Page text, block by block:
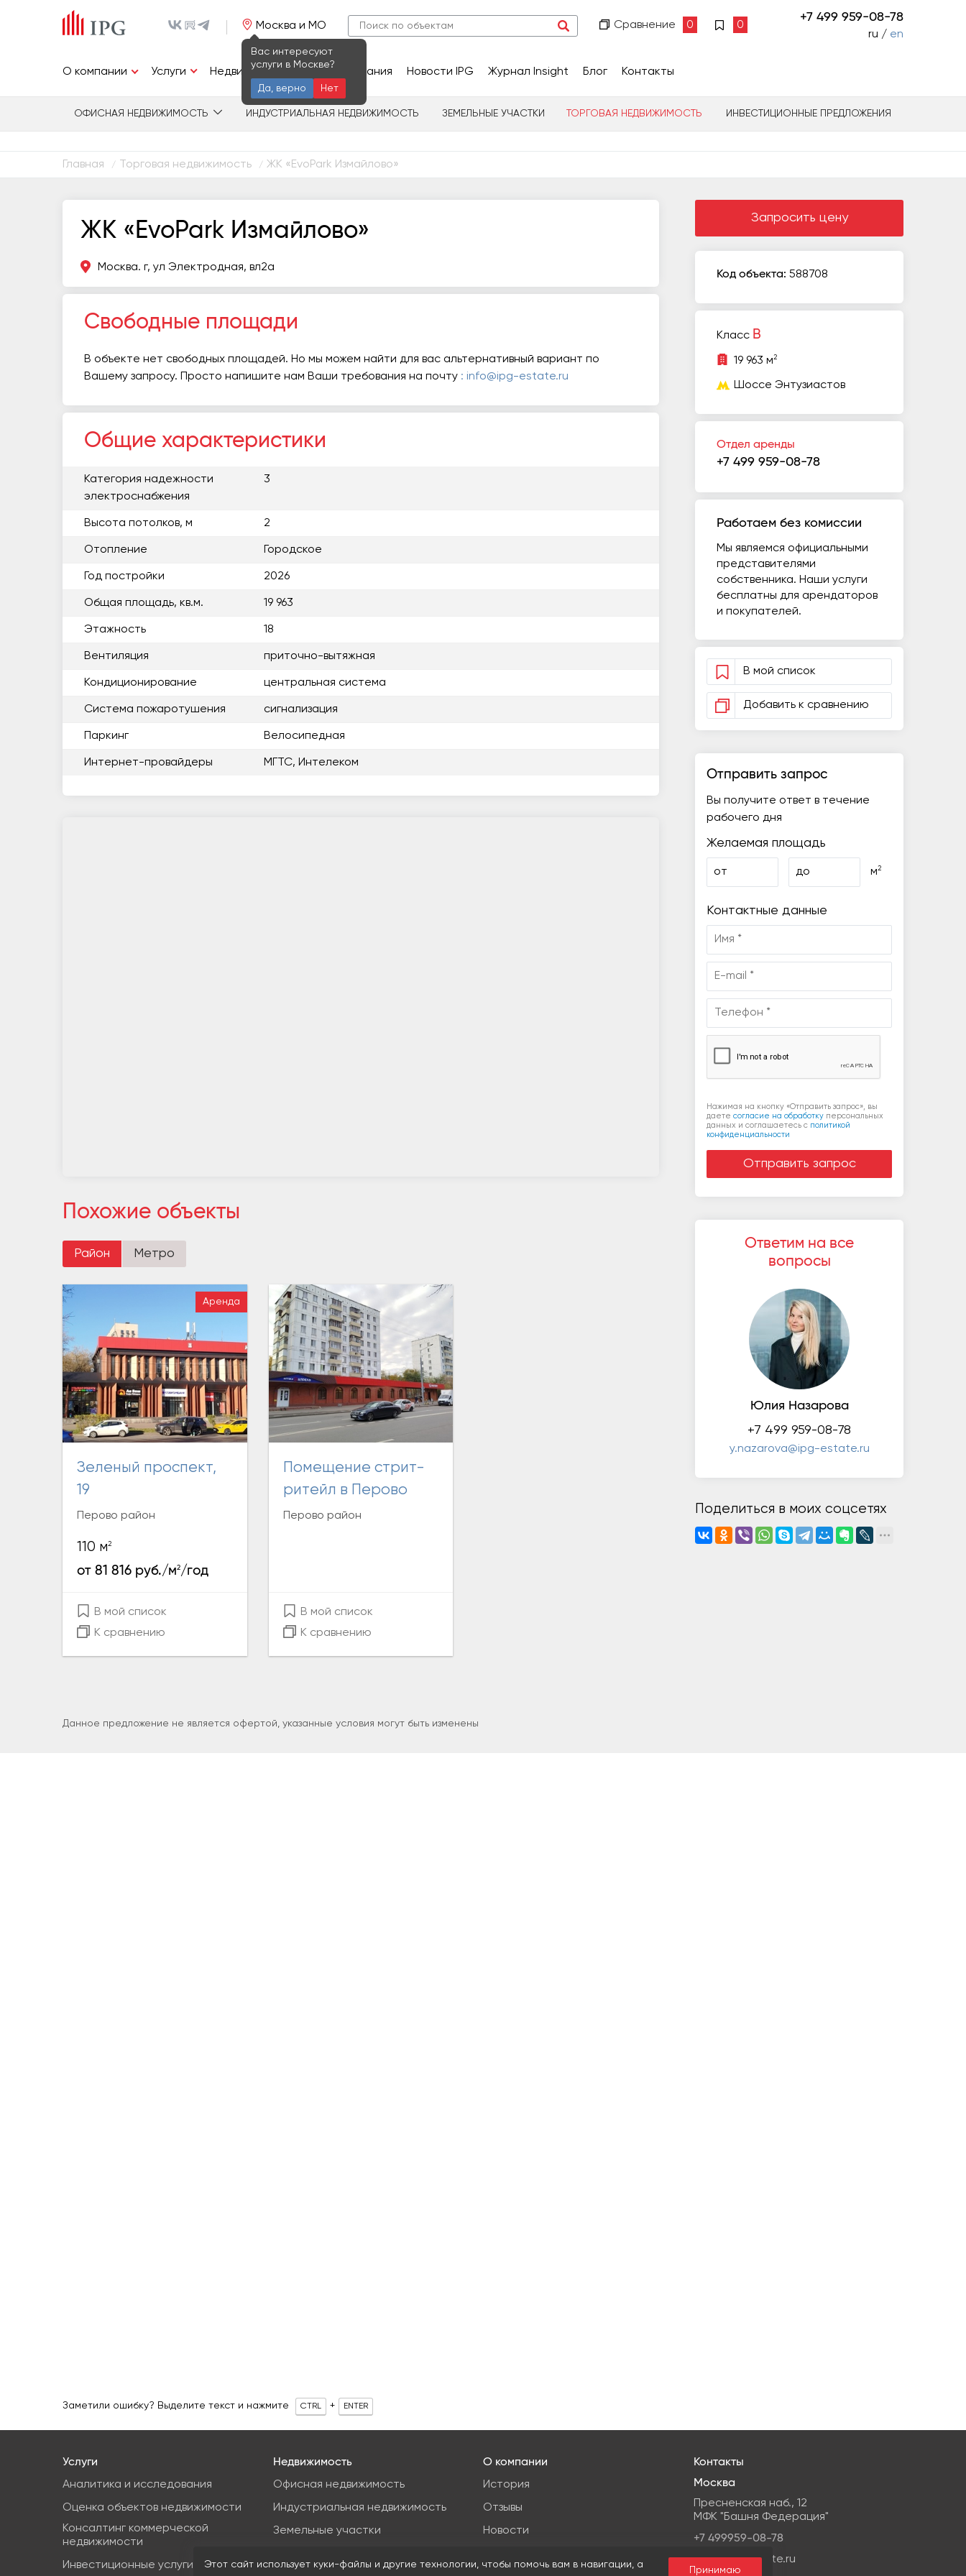
Москва и МО
Вас интересуют
услуги в Москве?
Да, верно Нет
Сравнение 0 0
+7 499 959-08-78
ru / en
О компании Услуги Недвижимость Исследования Новости IPG Журнал Insight Блог Контакты
ОФИСНАЯ НЕДВИЖИМОСТЬ ИНДУСТРИАЛЬНАЯ НЕДВИЖИМОСТЬ ЗЕМЕЛЬНЫЕ УЧАСТКИ ТОРГОВАЯ НЕДВИЖИМОСТЬ ИНВЕСТИЦИОННЫЕ ПРЕДЛОЖЕНИЯ
Главная / Торговая недвижимость / ЖК «EvoPark Измайлово»
ЖК «EvoPark Измайлово»
Москва. г, ул Электродная, вл2а
Свободные площади
В объекте нет свободных площадей. Но мы можем найти для вас альтернативный вариант по
Вашему запросу. Просто напишите нам Ваши требования на почту : info@ipg-estate.ru
Общие характеристики
Категория надежности
электроснабжения
3
Высота потолков, м 2
Отопление Городское
Год постройки 2026
Общая площадь, кв.м. 19 963
Этажность 18
Вентиляция приточно-вытяжная
Кондиционирование центральная система
Система пожаротушения сигнализация
Паркинг Велосипедная
Интернет-провайдеры МГТС, Интелеком
Похожие объекты
Район Метро
Аренда
Зеленый проспект,
19
Перово район
110 м2
от 81 816 руб./м2/год
В мой список
К сравнению
ритейл в Перово
Перово район
В мой список
К сравнению
Запросить цену
Код объекта: 588708
Класс B
19 963 м2
Шоссе Энтузиастов
Отдел аренды
+7 499 959-08-78
Работаем без комиссии
Мы являемся официальными
представителями
собственника. Наши услуги
бесплатны для арендаторов
и покупателей.
В мой список
Добавить к сравнению
Отправить запрос
Вы получите ответ в течение
рабочего дня
Желаемая площадь
от до м2
Контактные данные
Нажимая на кнопку «Отправить запрос», вы
даете согласие на обработку персональных
данных и соглашаетесь c политикой
конфиденциальности
Ответим на все
вопросы
Юлия Назарова
+7 499 959-08-78
y.nazarova@ipg-estate.ru
Поделиться в моих соцсетях
Данное предложение не является офертой, указанные условия могут быть изменены
Заметили ошибку? Выделите текст и нажмите CTRL + ENTER
Услуги
Аналитика и исследования
Оценка объектов недвижимости
Консалтинг коммерческой
недвижимости
Инвестиционные услуги
Недвижимость
Офисная недвижимость
Индустриальная недвижимость
Земельные участки
О компании
История
Отзывы
Новости
Контакты
Москва
Пресненская наб., 12
МФК "Башня Федерация"
+7 499959-08-78
info@ipg-estate.ru
Этот сайт использует куки-файлы и другие технологии, чтобы помочь вам в навигации, а
Принимаю